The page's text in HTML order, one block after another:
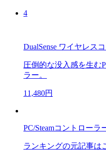
4
DualSense ワイヤレス
圧倒的な没入感を生む
ラー。
11,480円
PC/Steamコントローラ
ランキングの元記事は